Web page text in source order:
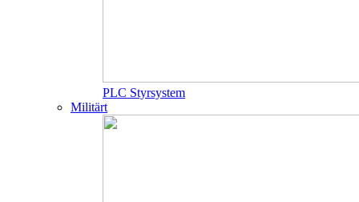
PLC Styrsystem
Militärt